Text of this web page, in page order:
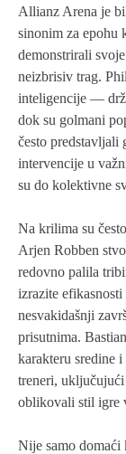
Allianz Arena je
sinonim za epohu
demonstrirali
neizbrisiv trag.
inteligencije —
dok su golmani
često predstavljali
intervencije u
su do kolektivne
Na krilima su
Arjen Robben
redovno palila
izrazite
nesvakidašnji
prisutnima.
karakteru sredine
treneri,
oblikovali stil igre
Nije samo